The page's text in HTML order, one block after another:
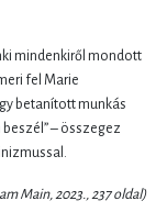
mindenkiről mondott
fel Marie
betanított munkás
– összegez
Main, 2023., 237 oldal)